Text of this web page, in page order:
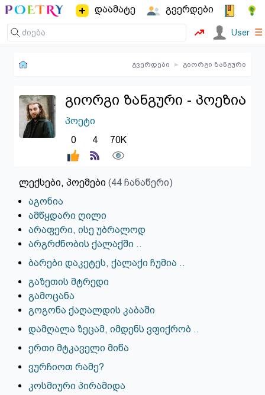
დაამატე გვერდები
User ☰
გვერდები ▸ გიორგი ზანგური
გიორგი ზანგური - პოეზია
პოეტი
0
4 70K
ლექსები, პოემები (44 ჩანაწერი)
აგონია
ამწყდარი ღილი
არაფერი, ისე უბრალოდ
არგრძნობის ქალაქში ..
ბარები დაკეტეს, ქალაქი ჩუმია ..
გაზეთის მტრედი
გამოცანა
გოგონა ქაღალდის კაბაში
დამღალა ზეცამ, იმდენს ვფიქრობ ..
ერთი მტკაველი მიწა
ვურჩიოთ რამე?
კოსმიური პირამიდა